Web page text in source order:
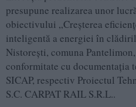
presupune realizarea unor
obiectivului „Creşterea
inteligentă a energiei în
Nistorești, comuna
conformitate cu documentația
SICAP, respectiv Proiectul
S.C. CARPAT RAIL S.R.L..